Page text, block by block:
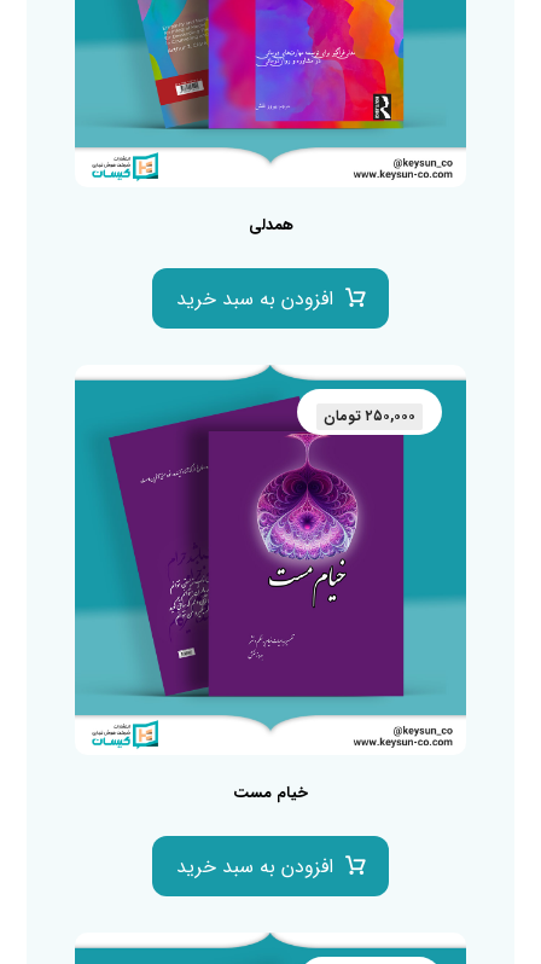
همدلی
افزودن به سبد خرید
خیام مست
۲۵۰,۰۰۰ تومان
افزودن به سبد خرید